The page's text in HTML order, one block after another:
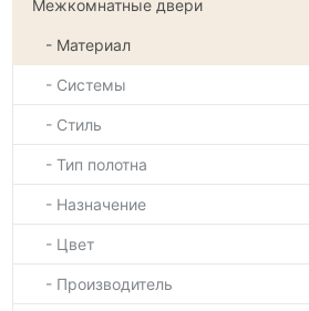
Межкомнатные двери
- Материал
- Системы
- Стиль
- Тип полотна
- Назначение
- Цвет
- Производитель